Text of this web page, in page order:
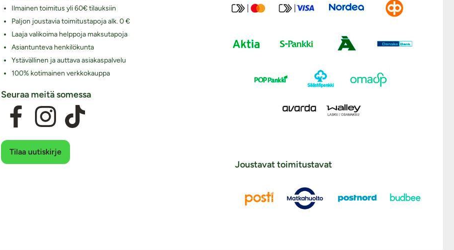
Ilmainen toimitus yli 60€ tilauksiin
Paljon joustavia toimitustapoja alk. 0 €
Laaja valikoima helppoja maksutapoja
Asiantunteva henkilökunta
Ystävällinen ja auttava asiakaspalvelu
100% kotimainen verkkokauppa
Seuraa meitä somessa
Tilaa uutiskirje
Joustavat toimitustavat